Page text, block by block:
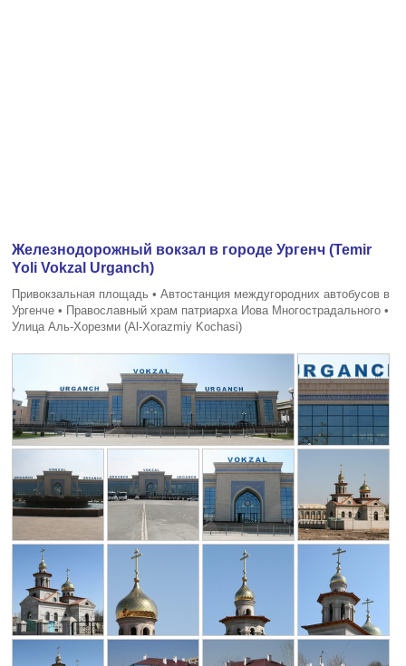
Железнодорожный вокзал в городе Ургенч (Temir
Yoli Vokzal Urganch)
Привокзальная площадь • Автостанция междугородних автобусов в
Ургенче • Православный храм патриарха Иова Многострадального •
Улица Аль-Хорезми (Al-Xorazmiy Kochasi)